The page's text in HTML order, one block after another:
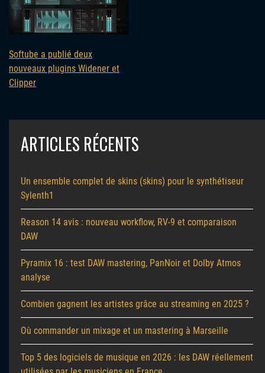
Softube a publié deux
nouveaux plugins Widener et
Clipper
ARTICLES RÉCENTS
Un ensemble complet de skins (skins) pour le synthétiseur
Sylenth1
Reason 14 avis : nouveau workflow, RV-9 et comparaison
DAW
Pyramix 16 : test DAW mastering, PanNoir et Dolby Atmos
analyse
Combien gagnent les artistes grâce au streaming en 2025 ?
Où commander un mixage et un mastering à Marseille
Top 5 des logiciels de musique en 2026 : les DAW réellement